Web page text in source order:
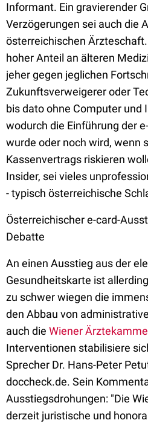
Informant. Ein gravierender
Verzögerungen sei auch die
österreichischen
hoher Anteil an älteren
jeher gegen jeglichen
Zukunftsverweigerer oder
bis dato ohne Computer und
wodurch die Einführung der
wurde oder noch wird, wenn
Kassenvertrags riskieren
Insider, sei vieles
- typisch österreichische
Österreichischer e-card-
Debatte
An einen Ausstieg aus der
Gesundheitskarte ist
zu schwer wiegen die
den Abbau von
auch die Wiener
Interventionen stabilisiere
Sprecher Dr. Hans-Peter
doccheck.de. Sein
Ausstiegsdrohungen: "Die
derzeit juristische und